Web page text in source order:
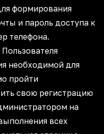
формирования
и пароль доступа к
телефона.
необходимой для
пройти
свою регистрацию
на
всех